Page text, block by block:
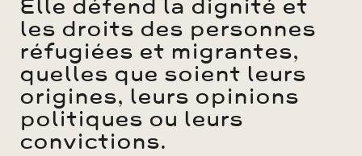
Elle défend la dignité et
les droits des personnes
réfugiées et migrantes,
quelles que soient leurs
origines, leurs opinions
politiques ou leurs
convictions.